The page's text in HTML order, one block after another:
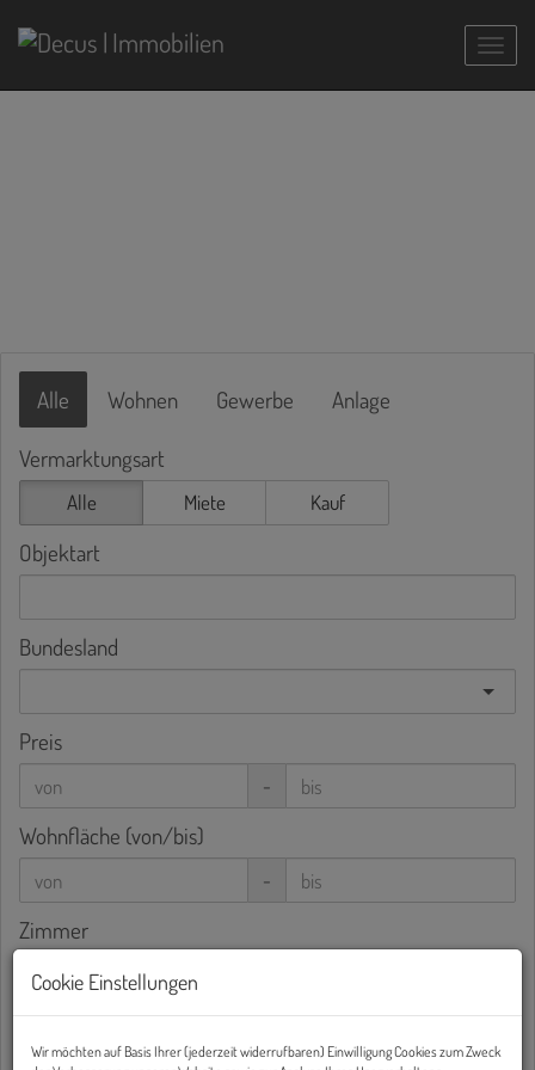
Alle Wohnen Gewerbe
Anlage
Vermarktungsart
Alle Miete Kauf
Objektart
Bundesland
Preis
-
Wohnfläche (von/bis)
-
Zimmer
Cookie Einstellungen
Wir möchten auf Basis Ihrer (jederzeit widerrufbaren) Einwilligung Cookies zum Zweck